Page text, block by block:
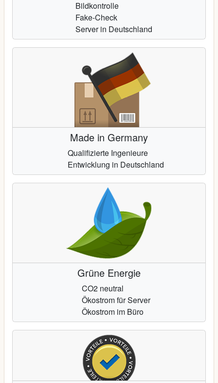
Bildkontrolle
Fake-Check
Server in Deutschland
Made in Germany
Qualifizierte Ingenieure
Entwicklung in Deutschland
Grüne Energie
CO2 neutral
Ökostrom für Server
Ökostrom im Büro